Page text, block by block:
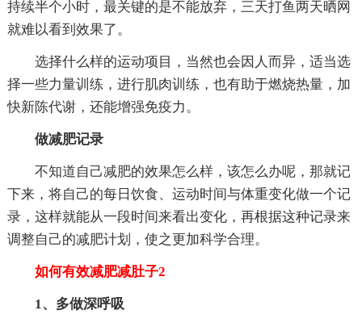
持续半个小时，最关键的是不能放弃，三天打鱼两天晒网
就难以看到效果了。
选择什么样的运动项目，当然也会因人而异，适当选
择一些力量训练，进行肌肉训练，也有助于燃烧热量，加
快新陈代谢，还能增强免疫力。
做减肥记录
不知道自己减肥的效果怎么样，该怎么办呢，那就记
下来，将自己的每日饮食、运动时间与体重变化做一个记
录，这样就能从一段时间来看出变化，再根据这种记录来
调整自己的减肥计划，使之更加科学合理。
如何有效减肥减肚子2
1、多做深呼吸